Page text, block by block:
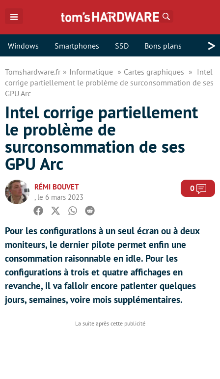
Windows Smartphones SSD Bons plans >
Tomshardware.fr Informatique Cartes graphiques
Intel
corrige partiellement le problème de surconsommation de ses
GPU Arc
Intel corrige partiellement
le problème de
surconsommation de ses
GPU Arc
RÉMI BOUVET
, le 6 mars 2023
0
Facebook
TwitterWhatsapp
Reddit
Pour les configurations à un seul écran ou à deux
moniteurs, le dernier pilote permet enfin une
consommation raisonnable en idle. Pour les
configurations à trois et quatre affichages en
revanche, il va falloir encore patienter quelques
jours, semaines, voire mois supplémentaires.